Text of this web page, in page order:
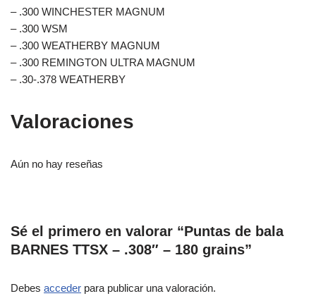
– .300 WINCHESTER MAGNUM
– .300 WSM
– .300 WEATHERBY MAGNUM
– .300 REMINGTON ULTRA MAGNUM
– .30-.378 WEATHERBY
Valoraciones
Aún no hay reseñas
Sé el primero en valorar “Puntas de bala
BARNES TTSX – .308″ – 180 grains”
Debes acceder para publicar una valoración.